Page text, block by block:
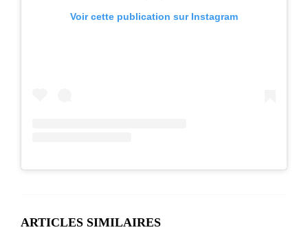
Voir cette publication sur Instagram
ARTICLES SIMILAIRES